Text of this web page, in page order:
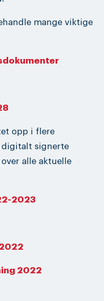
mange viktige
opp i flere
digitalt signerte
alle aktuelle
2023
2022